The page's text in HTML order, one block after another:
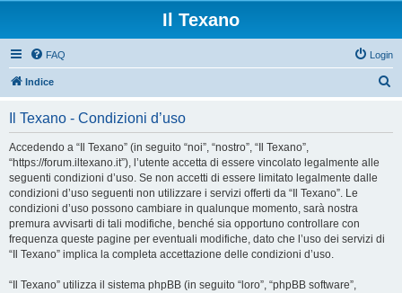
Il Texano
FAQ Login
Indice
Il Texano - Condizioni d’uso
Accedendo a “Il Texano” (in seguito “noi”, “nostro”, “Il Texano”,
“https://forum.iltexano.it”), l’utente accetta di essere vincolato legalmente alle
seguenti condizioni d’uso. Se non accetti di essere limitato legalmente dalle
condizioni d’uso seguenti non utilizzare i servizi offerti da “Il Texano”. Le
condizioni d’uso possono cambiare in qualunque momento, sarà nostra
premura avvisarti di tali modifiche, benché sia opportuno controllare con
frequenza queste pagine per eventuali modifiche, dato che l’uso dei servizi di
“Il Texano” implica la completa accettazione delle condizioni d’uso.
“Il Texano” utilizza il sistema phpBB (in seguito “loro”, “phpBB software”,